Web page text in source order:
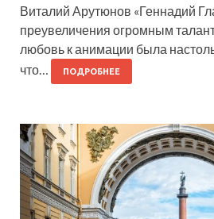
Виталий Арутюнов «Геннадий
преувеличения огромным
любовь к анимации была
что…
ПОДРОБНЕЕ